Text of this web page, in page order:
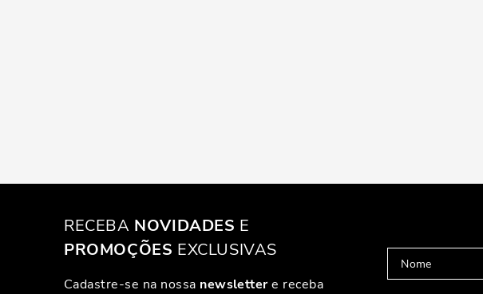
RECEBA NOVIDADES E
PROMOÇÕES EXCLUSIVAS
Cadastre-se na nossa newslettere receba